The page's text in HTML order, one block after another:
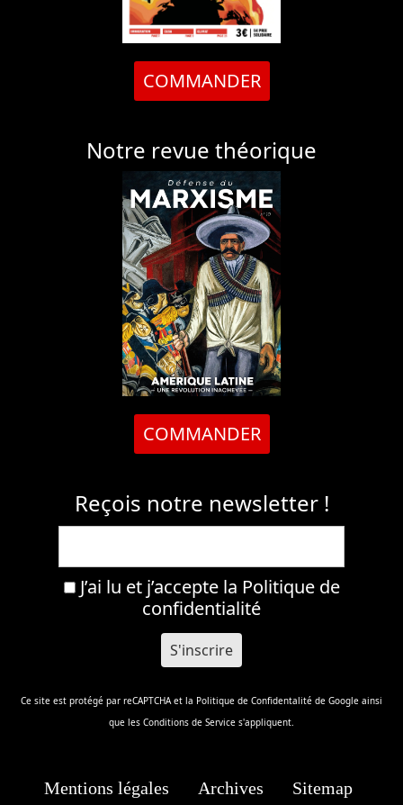
COMMANDER
Notre revue théorique
COMMANDER
Reçois notre newsletter !
J’ai lu et j’accepte la Politique de
confidentialité
Ce site est protégé par reCAPTCHA et la Politique de Confidentalité de Google ainsi
que les Conditions de Service s'appliquent.
Mentions légales Archives Sitemap